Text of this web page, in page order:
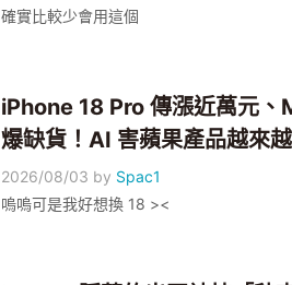
確實比較少會用這個
iPhone 18 Pro 傳漲近萬元
爆缺貨！AI 害蘋果產品越來
2026/08/03 by Spac1
嗚嗚可是我好想換 18 ><